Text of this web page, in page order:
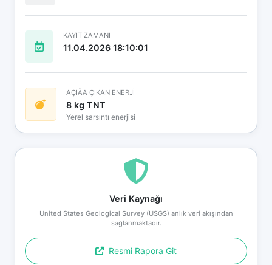
KAYIT ZAMANI
11.04.2026 18:10:01
AÇIÄA ÇIKAN ENERJİ
8 kg TNT
Yerel sarsıntı enerjisi
Veri Kaynağı
United States Geological Survey (USGS) anlık veri akışından
sağlanmaktadır.
Resmi Rapora Git